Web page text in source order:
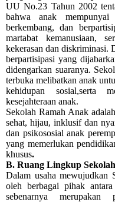
UU No.23 Tahun 2002
bahwa anak
berkembang, dan
martabat kemanusiaan,
kekerasan dan diskriminasi.
berpartisipasi yang
didengarkan suaranya.
terbuka melibatkan anak
kehidupan sosial,serta
kesejahteraan anak.
Sekolah Ramah Anak
sehat, hijau, inklusif dan
dan psikososial anak
yang memerlukan
khusus.
B. Ruang Lingkup
Dalam usaha mewujudkan
oleh berbagai pihak
sebenarnya